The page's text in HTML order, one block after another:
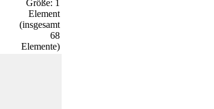
Größe: 1
Element
(insgesamt
68
Elemente)